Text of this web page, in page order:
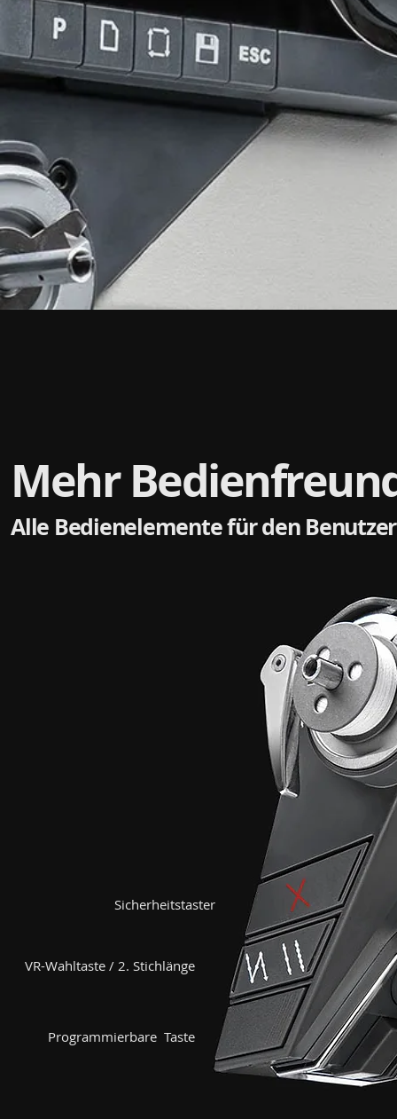
Mehr
Alle Bedienelemente für den
VR-Wahltaste / 2. Stichlänge
Programmierbare Taste
Sicherheitstaster